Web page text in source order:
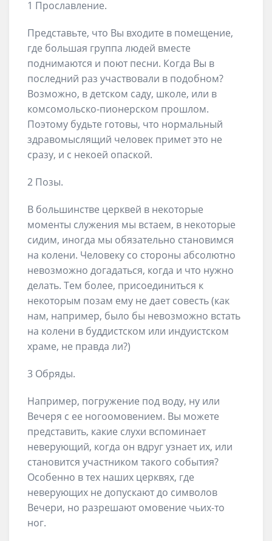
1 Прославление.
Представьте, что Вы входите в помещение,
где большая группа людей вместе
поднимаются и поют песни. Когда Вы в
последний раз участвовали в подобном?
Возможно, в детском саду, школе, или в
комсомольско-пионерском прошлом.
Поэтому будьте готовы, что нормальный
здравомыслящий человек примет это не
сразу, и с некоей опаской.
2 Позы.
В большинстве церквей в некоторые
моменты служения мы встаем, в некоторые
сидим, иногда мы обязательно становимся
на колени. Человеку со стороны абсолютно
невозможно догадаться, когда и что нужно
делать. Тем более, присоединиться к
некоторым позам ему не дает совесть (как
нам, например, было бы невозможно встать
на колени в буддистском или индуистском
храме, не правда ли?)
3 Обряды.
Например, погружение под воду, ну или
Вечеря с ее ногоомовением. Вы можете
представить, какие слухи вспоминает
неверующий, когда он вдруг узнает их, или
становится участником такого события?
Особенно в тех наших церквях, где
неверующих не допускают до символов
Вечери, но разрешают омовение чьих-то
ног.